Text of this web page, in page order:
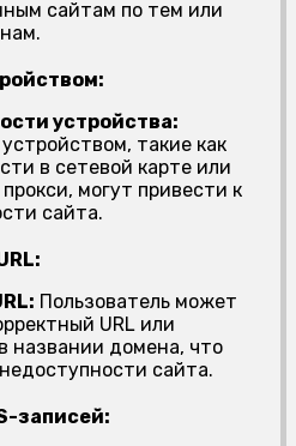
сайтам по тем или
устройства:
такие как
в сетевой карте или
могут привести к
сайта.
Пользователь может
URL или
названии домена, что
сайта.
записей: